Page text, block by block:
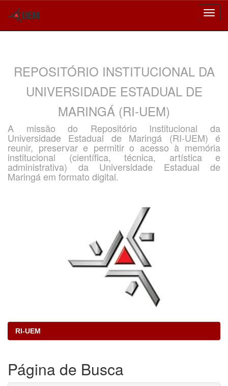
REPOSITÓRIO INSTITUCIONAL DA
UNIVERSIDADE ESTADUAL DE
MARINGÁ (RI-UEM)
A missão do Repositório Institucional da
Universidade Estadual de Maringá (RI-UEM) é
reunir, preservar e permitir o acesso à memória
institucional (científica, técnica, artística e
administrativa) da Universidade Estadual de
Maringá em formato digital.
RI-UEM
Página de Busca